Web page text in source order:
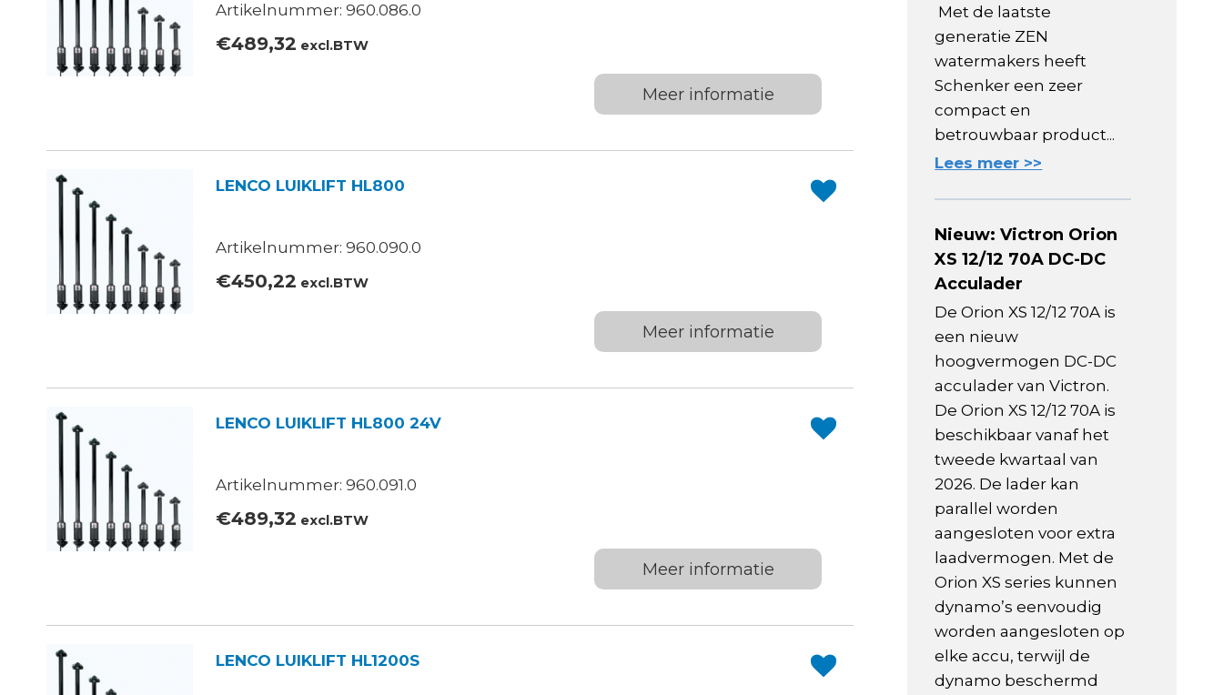
Artikelnummer: 960.086.0
€489,32 excl.BTW
Meer informatie
LENCO LUIKLIFT HL800
Artikelnummer: 960.090.0
€450,22 excl.BTW
Meer informatie
LENCO LUIKLIFT HL800 24V
Artikelnummer: 960.091.0
€489,32 excl.BTW
Meer informatie
LENCO LUIKLIFT HL1200S
Met de laatste
generatie ZEN
watermakers heeft
Schenker een zeer
compact en
betrouwbaar product...
Lees meer >>
Nieuw: Victron Orion
XS 12/12 70A DC-DC
Acculader
De Orion XS 12/12 70A is
een nieuw
hoogvermogen DC-DC
acculader van Victron.
De Orion XS 12/12 70A is
beschikbaar vanaf het
tweede kwartaal van
2026. De lader kan
parallel worden
aangesloten voor extra
laadvermogen. Met de
Orion XS series kunnen
dynamo’s eenvoudig
worden aangesloten op
elke accu, terwijl de
dynamo beschermd